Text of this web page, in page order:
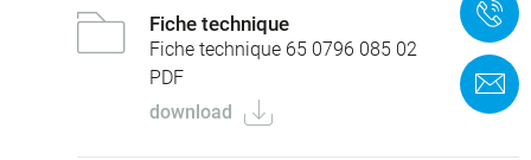
Fiche technique
Fiche technique 65 0796 085 02
PDF
download